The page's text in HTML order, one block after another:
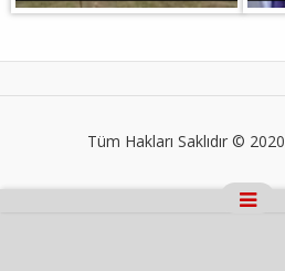
Tüm Hakları Saklıdır © 2020